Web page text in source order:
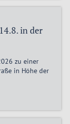
in der
zu einer
in Höhe der